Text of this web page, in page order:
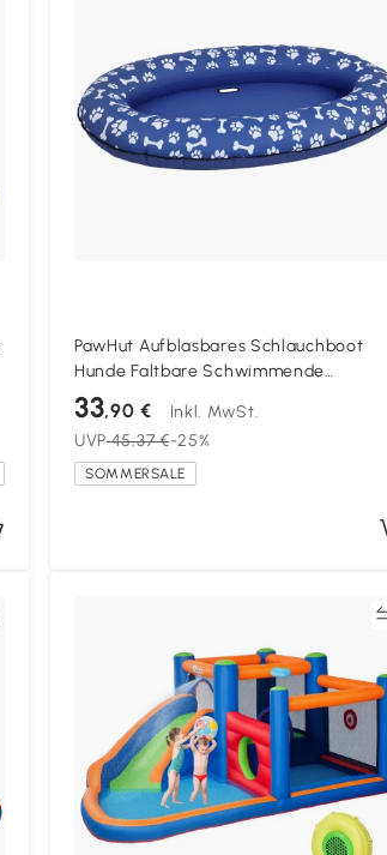
PawHut Aufblasbares Schlauchboot
Hunde Faltbare Schwimmende
Wassermatte Hund mit Griff für Hunde
bis 40kg 155x104x25cm Blau
33,90 €
Inkl. MwSt.
UVP45,37 €-25%
SOMMERSALE